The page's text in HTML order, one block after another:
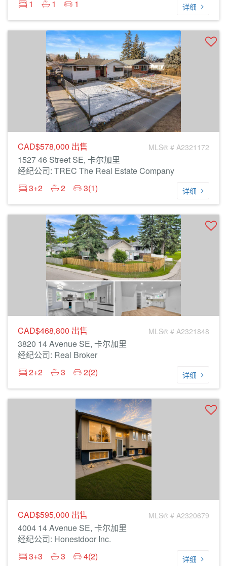
1 1 1 详细
CAD$578,000 出售 MLS® # A2321172
1527 46 Street SE, 卡尔加里
经纪公司: TREC The Real Estate Company
3+2
2 3(1) 详细
CAD$468,800 出售 MLS® # A2321848
3820 14 Avenue SE, 卡尔加里
经纪公司: Real Broker
2+2
3 2(2) 详细
CAD$595,000 出售 MLS® # A2320679
4004 14 Avenue SE, 卡尔加里
经纪公司: Honestdoor Inc.
3+3
3 4(2) 详细